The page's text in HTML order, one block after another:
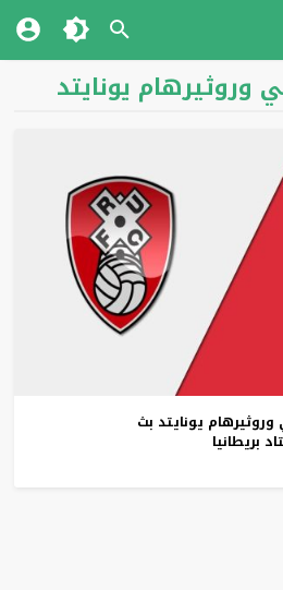
يونايتد
وروثيرهام يونايتد بث
بريطانيا